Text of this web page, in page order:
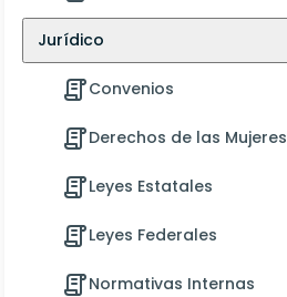
Jurídico
Convenios
Derechos de las Mujeres
Leyes Estatales
Leyes Federales
Normativas Internas